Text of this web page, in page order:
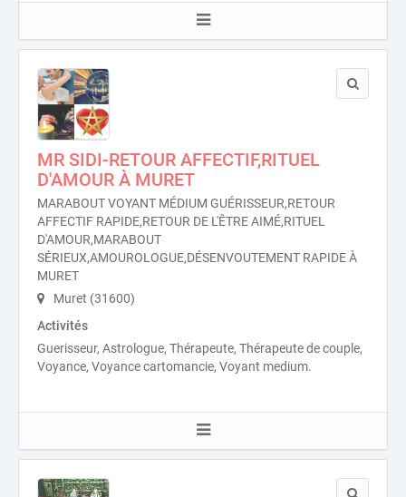
MR SIDI-RETOUR AFFECTIF,RITUEL
D'AMOUR À MURET
MARABOUT VOYANT MÉDIUM GUÉRISSEUR,RETOUR
AFFECTIF RAPIDE,RETOUR DE L'ÊTRE AIMÉ,RITUEL
D'AMOUR,MARABOUT
SÉRIEUX,AMOUROLOGUE,DÉSENVOUTEMENT RAPIDE À
MURET
Muret (31600)
Activités
Guerisseur, Astrologue, Thérapeute, Thérapeute de couple,
Voyance, Voyance cartomancie, Voyant medium.